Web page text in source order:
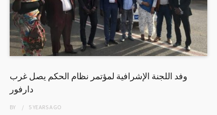
وفد اللجنة الإشرافية لمؤتمر نظام الحكم يصل غرب
دارفور
BY 5 YEARSAGO